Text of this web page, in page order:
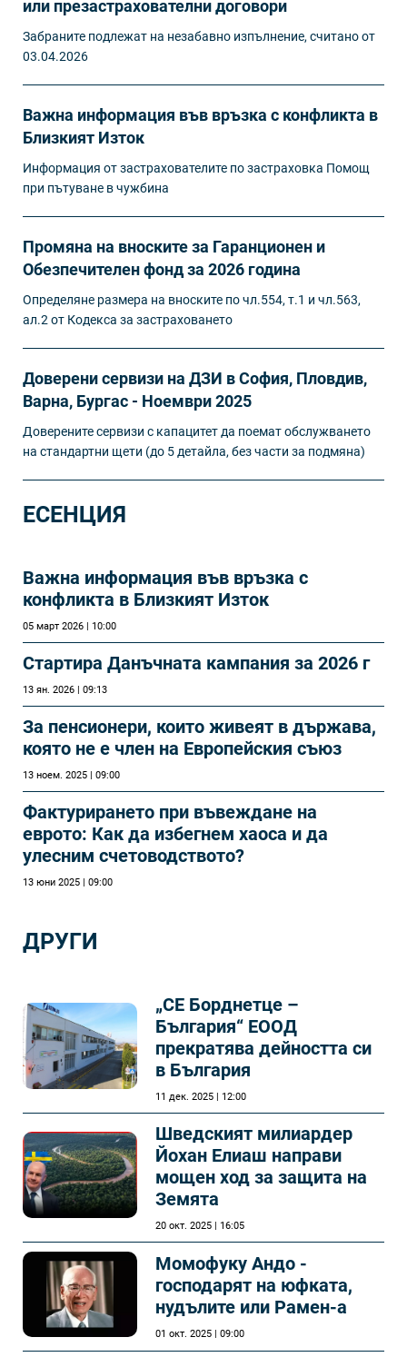
или презастрахователни договори
Забраните подлежат на незабавно изпълнение, считано от
03.04.2026
Важна информация във връзка с конфликта в
Близкият Изток
Информация от застрахователите по застраховка Помощ
при пътуване в чужбина
Промяна на вноските за Гаранционен и
Обезпечителен фонд за 2026 година
Определяне размера на вноските по чл.554, т.1 и чл.563,
ал.2 от Кодекса за застраховането
Доверени сервизи на ДЗИ в София, Пловдив,
Варна, Бургас - Ноември 2025
Доверените сервизи с капацитет да поемат обслужването
на стандартни щети (до 5 детайла, без части за подмяна)
ЕСЕНЦИЯ
Важна информация във връзка с
конфликта в Близкият Изток
05 март 2026 | 10:00
Стартира Данъчната кампания за 2026 г
13 ян. 2026 | 09:13
За пенсионери, които живеят в държава,
която не е член на Европейския съюз
13 ноем. 2025 | 09:00
Фактурирането при въвеждане на
еврото: Как да избегнем хаоса и да
улесним счетоводството?
13 юни 2025 | 09:00
ДРУГИ
„СЕ Борднетце –
България“ ЕООД
прекратява дейността си
в България
11 дек. 2025 | 12:00
Шведският милиардер
Йохан Елиаш направи
мощен ход за защита на
Земята
20 окт. 2025 | 16:05
Момофуку Андо -
господарят на юфката,
нудълите или Рамен-а
01 окт. 2025 | 09:00